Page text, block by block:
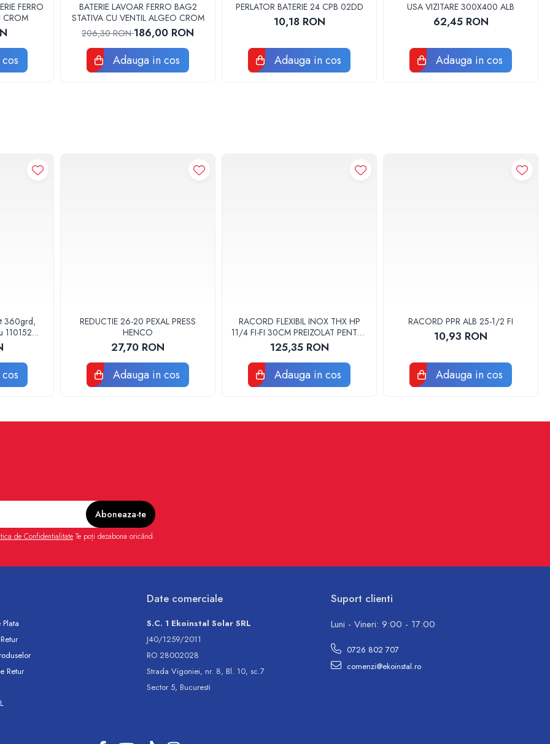
FERRO
CROM
BATERIE LAVOAR FERRO BAG2
STATIVA CU VENTIL ALGEO CROM
206,30 RON186,00 RON
Adauga in cos
PERLATOR BATERIE 24 CPB 02DD
10,18 RON
Adauga in cos
USA VIZITARE 300X400 ALB
62,45 RON
Adauga in cos
360grd,
110152
REDUCTIE 26-20 PEXAL PRESS
HENCO
27,70 RON
Adauga in cos
RACORD FLEXIBIL INOX THX HP
11/4 FI-FI 30CM PREIZOLAT PENTRU
POMPA DE CALDURA - THX
125,35 RON
Adauga in cos
RACORD PPR ALB 25-1/2 FI
10,93 RON
Adauga in cos
de Confidentialitate Te poți dezabona oricând.
Retur
Date comerciale
S.C. 1 Ekoinstal Solar SRL
J40/1259/2011
RO 28002028
Strada Vigoniei, nr. 8, Bl. 10, sc.7
Sector 5, Bucuresti
Suport clienti
Luni - Vineri: 9:00 - 17:00
0726 802 707
comenzi@ekoinstal.ro